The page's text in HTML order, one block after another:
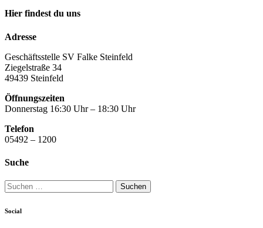
Hier findest du uns
Adresse
Geschäftsstelle SV Falke Steinfeld
Ziegelstraße 34
49439 Steinfeld
Öffnungszeiten
Donnerstag 16:30 Uhr – 18:30 Uhr
Telefon
05492 – 1200
Suche
Suchen
nach:
Social